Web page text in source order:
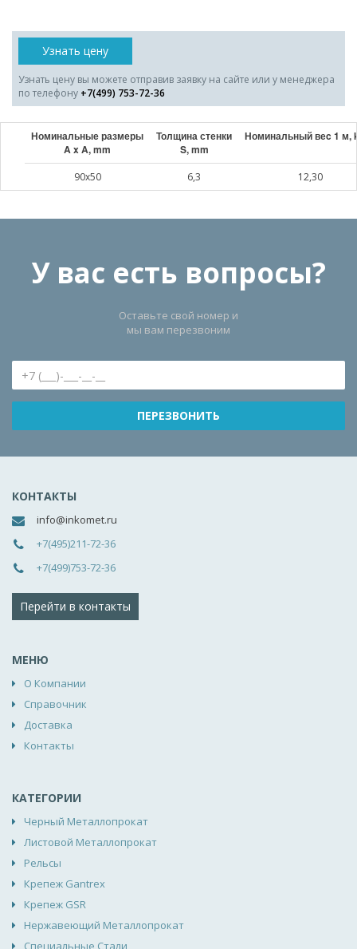
Узнать цену
Узнать цену вы можете отправив заявку на сайте или у менеджера
по телефону +7(499) 753-72-36
Номинальные размеры
A x A, mm
Толщина стенки
S, mm
Номинальный веc 1 м,
90x50 6,3 12,30
У вас есть вопросы?
Оставьте свой номер и
мы вам перезвоним
КОНТАКТЫ
info@inkomet.ru
+7(495)211-72-36
+7(499)753-72-36
Перейти в контакты
МЕНЮ
О Компании
Справочник
Доставка
Контакты
КАТЕГОРИИ
Черный Металлопрокат
Листовой Металлопрокат
Рельсы
Крепеж Gantrex
Крепеж GSR
Нержавеющий Металлопрокат
Специальные Стали